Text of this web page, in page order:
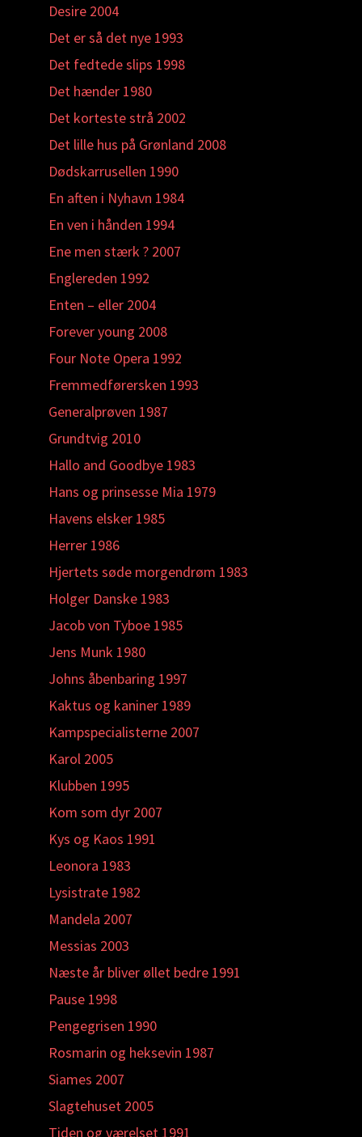
Desire 2004
Det er så det nye 1993
Det fedtede slips 1998
Det hænder 1980
Det korteste strå 2002
Det lille hus på Grønland 2008
Dødskarrusellen 1990
En aften i Nyhavn 1984
En ven i hånden 1994
Ene men stærk ? 2007
Englereden 1992
Enten – eller 2004
Forever young 2008
Four Note Opera 1992
Fremmedførersken 1993
Generalprøven 1987
Grundtvig 2010
Hallo and Goodbye 1983
Hans og prinsesse Mia 1979
Havens elsker 1985
Herrer 1986
Hjertets søde morgendrøm 1983
Holger Danske 1983
Jacob von Tyboe 1985
Jens Munk 1980
Johns åbenbaring 1997
Kaktus og kaniner 1989
Kampspecialisterne 2007
Karol 2005
Klubben 1995
Kom som dyr 2007
Kys og Kaos 1991
Leonora 1983
Lysistrate 1982
Mandela 2007
Messias 2003
Næste år bliver øllet bedre 1991
Pause 1998
Pengegrisen 1990
Rosmarin og heksevin 1987
Siames 2007
Slagtehuset 2005
Tiden og værelset 1991